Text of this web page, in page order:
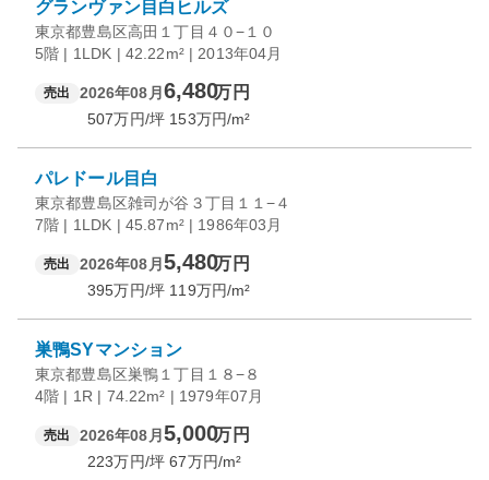
グランヴァン目白ヒルズ
東京都豊島区高田１丁目４０−１０
5階 | 1LDK | 42.22m² | 2013年04月
売出 2026年08月 6,480万円
507万円/坪 153万円/m²
パレドール目白
東京都豊島区雑司が谷３丁目１１−４
7階 | 1LDK | 45.87m² | 1986年03月
売出 2026年08月 5,480万円
395万円/坪 119万円/m²
巣鴨SYマンション
東京都豊島区巣鴨１丁目１８−８
4階 | 1R | 74.22m² | 1979年07月
売出 2026年08月 5,000万円
223万円/坪 67万円/m²